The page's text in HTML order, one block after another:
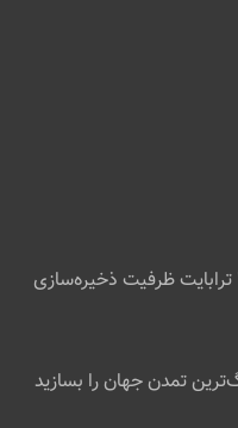
این کارت حافظه کوچک ۴ ترابایت ظرفیت ذخیره‌سازی